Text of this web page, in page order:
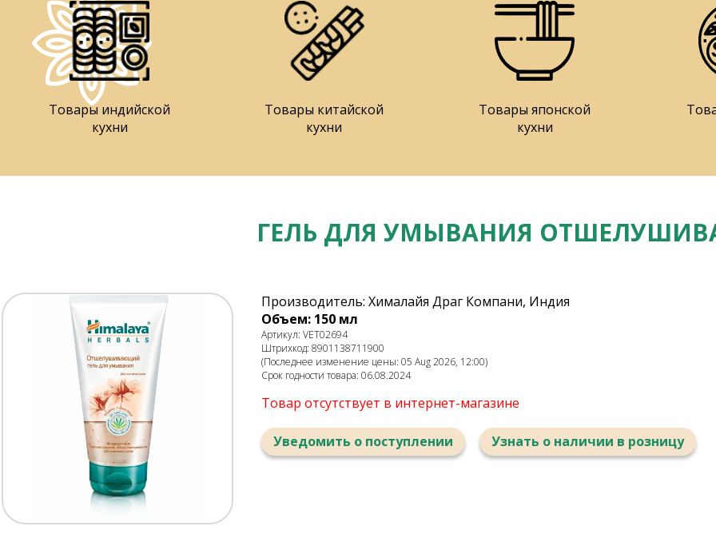
Товары индийской
кухни
Товары китайской
кухни
Товары японской
кухни
ГЕЛЬ ДЛЯ УМЫВАНИЯ
Производитель: Хималайя Драг Компани, Индия
Объем: 150 мл
Артикул: VET02694
Штрихкод: 8901138711900
(Последнее изменение цены: 05 Aug 2026, 12:00)
Срок годности товара: 06.08.2024
Товар отсутствует в интернет-магазине
Уведомить о поступлении Узнать о наличии в розницу